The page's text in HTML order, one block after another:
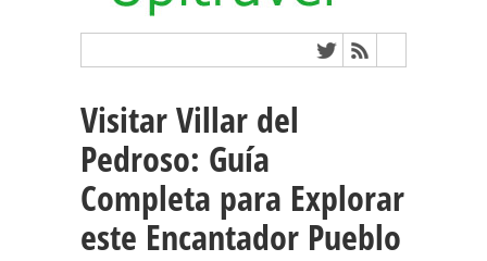
Visitar Villar del
Pedroso: Guía
Completa para Explorar
este Encantador Pueblo